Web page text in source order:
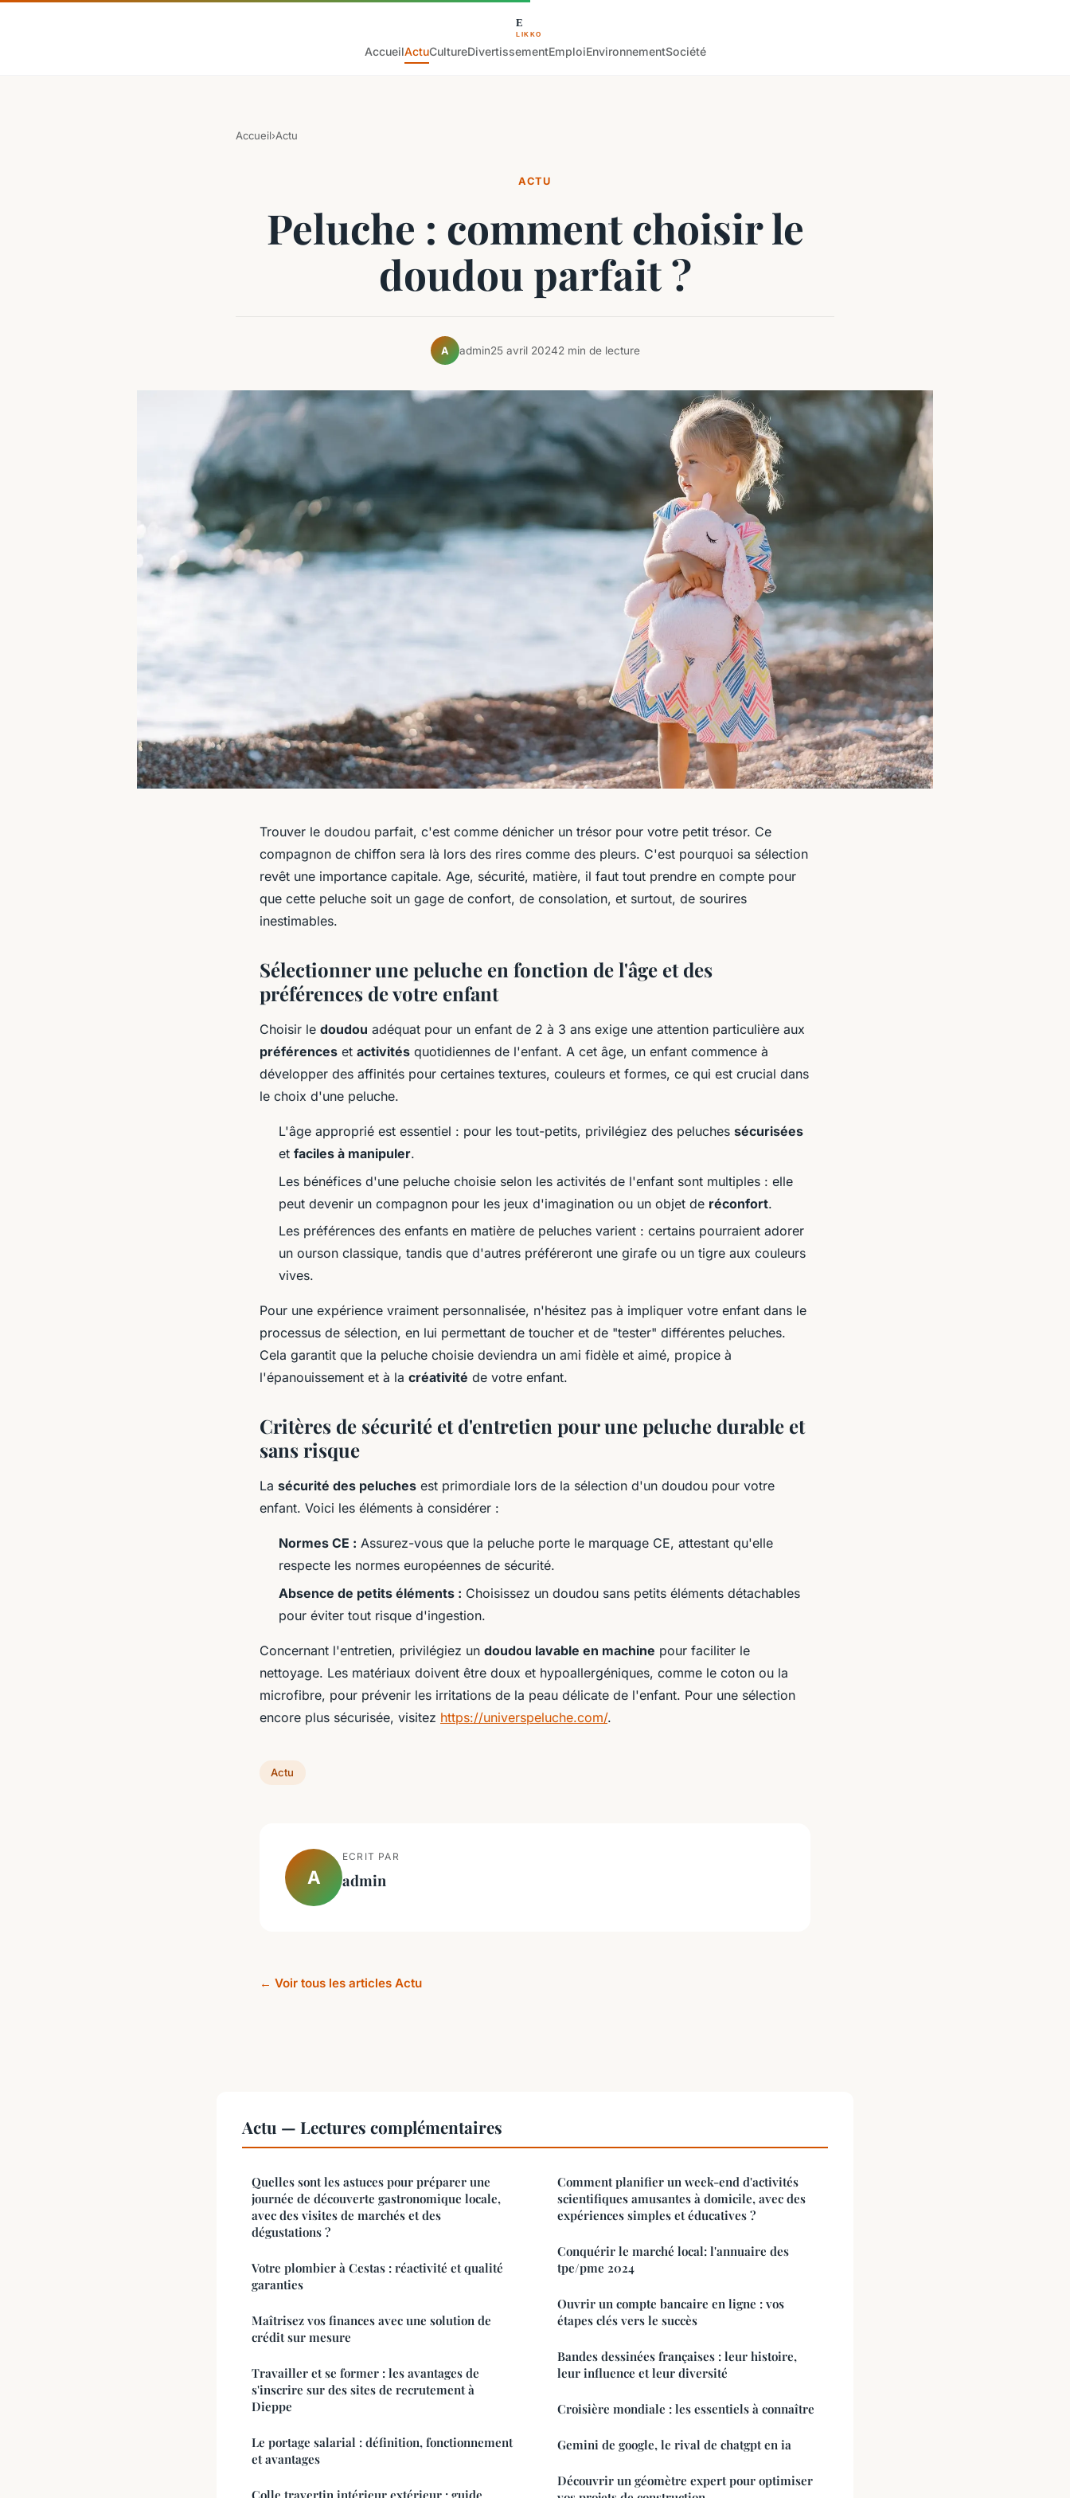
AccueilActuCultureDivertissementEmploiEnvironnementSociété
Accueil›Actu
ACTU
Peluche : comment choisir le
doudou parfait ?
A admin25 avril 20242 min de lecture
Trouver le doudou parfait, c'est comme dénicher un trésor pour votre petit trésor. Ce
compagnon de chiffon sera là lors des rires comme des pleurs. C'est pourquoi sa sélection
revêt une importance capitale. Age, sécurité, matière, il faut tout prendre en compte pour
que cette peluche soit un gage de confort, de consolation, et surtout, de sourires
inestimables.
Sélectionner une peluche en fonction de l'âge et des
préférences de votre enfant
Choisir le doudou adéquat pour un enfant de 2 à 3 ans exige une attention particulière aux
préférences et activités quotidiennes de l'enfant. A cet âge, un enfant commence à
développer des affinités pour certaines textures, couleurs et formes, ce qui est crucial dans
le choix d'une peluche.
L'âge approprié est essentiel : pour les tout-petits, privilégiez des peluches sécurisées
et faciles à manipuler.
Les bénéfices d'une peluche choisie selon les activités de l'enfant sont multiples : elle
peut devenir un compagnon pour les jeux d'imagination ou un objet de réconfort.
Les préférences des enfants en matière de peluches varient : certains pourraient adorer
un ourson classique, tandis que d'autres préféreront une girafe ou un tigre aux couleurs
vives.
Pour une expérience vraiment personnalisée, n'hésitez pas à impliquer votre enfant dans le
processus de sélection, en lui permettant de toucher et de "tester" différentes peluches.
Cela garantit que la peluche choisie deviendra un ami fidèle et aimé, propice à
l'épanouissement et à la créativité de votre enfant.
Critères de sécurité et d'entretien pour une peluche durable et
sans risque
La sécurité des peluches est primordiale lors de la sélection d'un doudou pour votre
enfant. Voici les éléments à considérer :
Normes CE : Assurez-vous que la peluche porte le marquage CE, attestant qu'elle
respecte les normes européennes de sécurité.
Absence de petits éléments : Choisissez un doudou sans petits éléments détachables
pour éviter tout risque d'ingestion.
Concernant l'entretien, privilégiez un doudou lavable en machine pour faciliter le
nettoyage. Les matériaux doivent être doux et hypoallergéniques, comme le coton ou la
microfibre, pour prévenir les irritations de la peau délicate de l'enfant. Pour une sélection
encore plus sécurisée, visitez https://universpeluche.com/.
Actu
A
ECRIT PAR
admin
← Voir tous les articles Actu
Actu — Lectures complémentaires
Quelles sont les astuces pour préparer une
journée de découverte gastronomique locale,
avec des visites de marchés et des
dégustations ?
Votre plombier à Cestas : réactivité et qualité
garanties
Maîtrisez vos finances avec une solution de
crédit sur mesure
Travailler et se former : les avantages de
s'inscrire sur des sites de recrutement à
Dieppe
Le portage salarial : définition, fonctionnement
et avantages
Comment planifier un week-end d'activités
scientifiques amusantes à domicile, avec des
expériences simples et éducatives ?
Conquérir le marché local: l'annuaire des
tpe/pme 2024
Ouvrir un compte bancaire en ligne : vos
étapes clés vers le succès
Bandes dessinées françaises : leur histoire,
leur influence et leur diversité
Croisière mondiale : les essentiels à connaître
Gemini de google, le rival de chatgpt en ia
Découvrir un géomètre expert pour optimiser